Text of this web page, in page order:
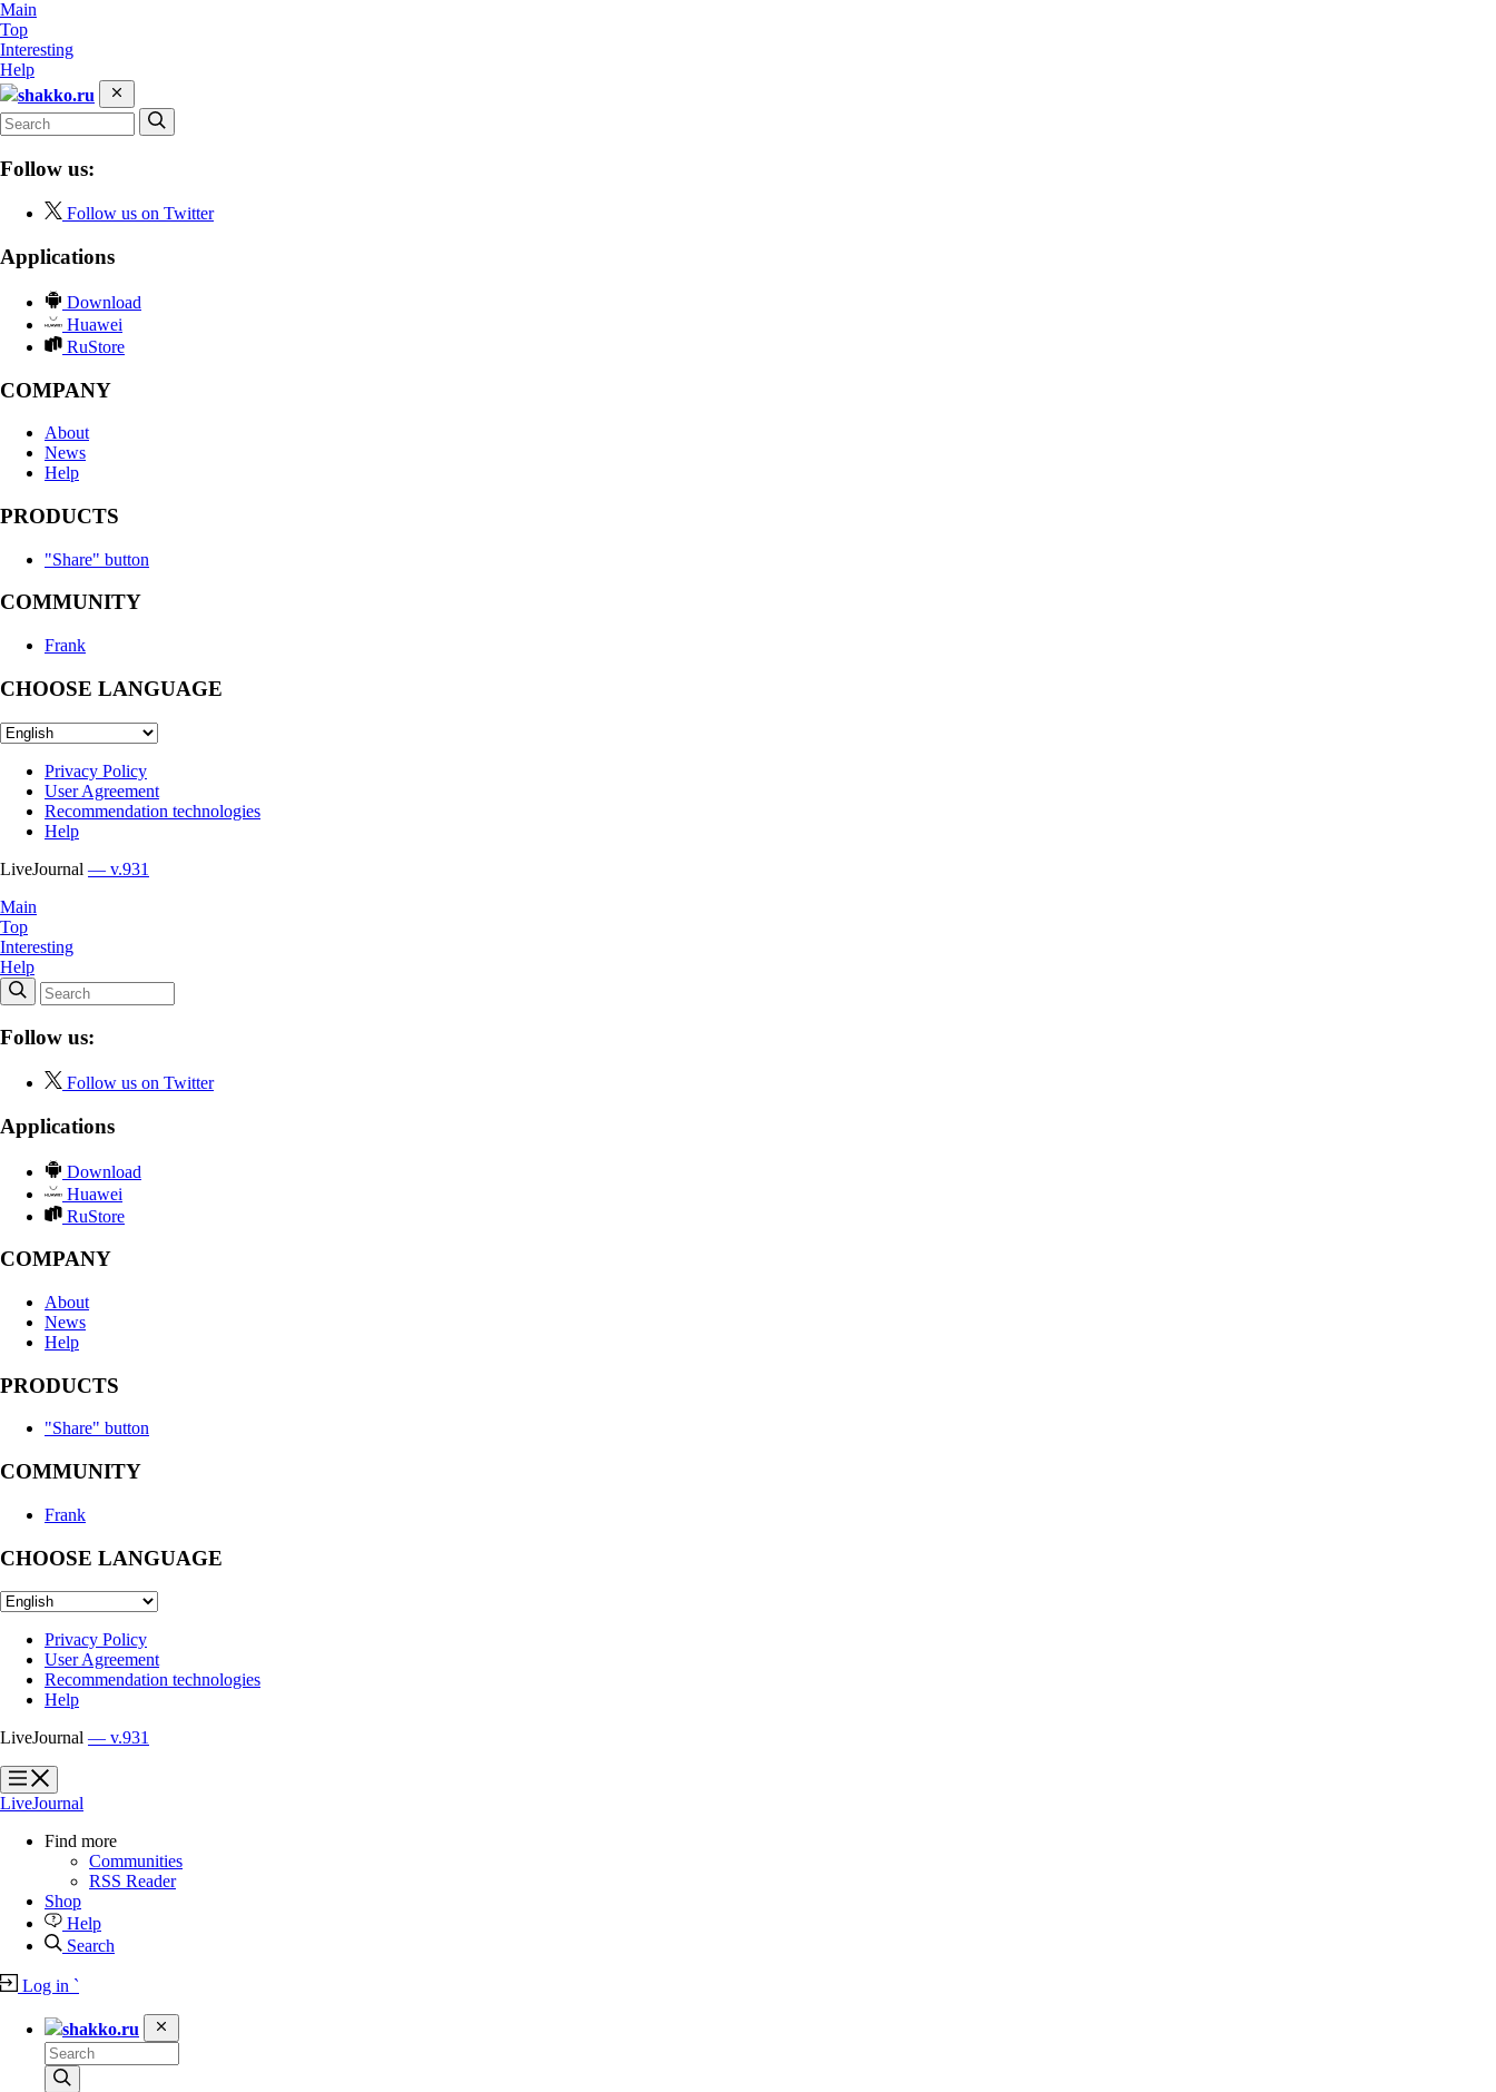
Main
Top
Interesting
Help
shakko.ru
Follow us:
Follow us on Twitter
Applications
Download
Huawei
RuStore
COMPANY
About
News
Help
PRODUCTS
"Share" button
COMMUNITY
Frank
CHOOSE LANGUAGE
Privacy Policy
User Agreement
Recommendation technologies
Help
LiveJournal — v.931
Main
Top
Interesting
Help
Follow us:
Follow us on Twitter
Applications
Download
Huawei
RuStore
COMPANY
About
News
Help
PRODUCTS
"Share" button
COMMUNITY
Frank
CHOOSE LANGUAGE
Privacy Policy
User Agreement
Recommendation technologies
Help
LiveJournal — v.931
?
?
LiveJournal
Find more
Communities
RSS Reader
Shop
Help
Search
Log in `
shakko.ru